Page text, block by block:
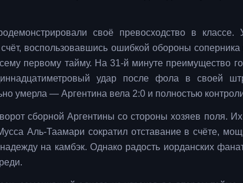
своё превосходство в
воспользовавшись ошибкой обороны соперника
первому тайму. На 31-й минуте преимущество
удар после фола в своей
умерла — Аргентина вела 2:0 и полностью
сборной Аргентины со стороны хозяев поля.
Аль-Таамари сократил отставание в счёте,
на камбэк. Однако радость иорданских